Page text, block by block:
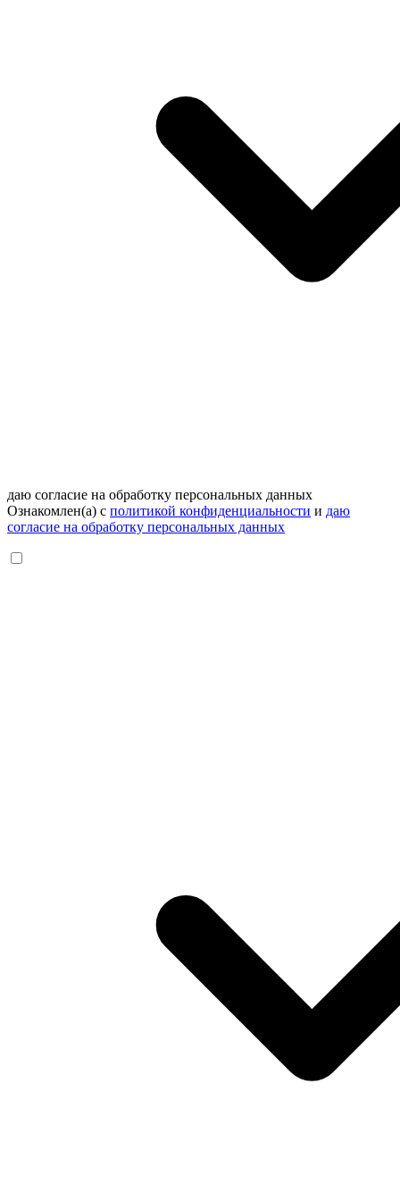
даю согласие на обработку персональных данных
Ознакомлен(а) с политикой конфиденциальности и даю
согласие на обработку персональных данных